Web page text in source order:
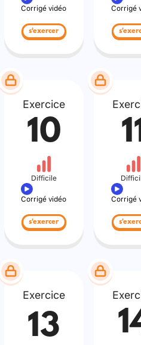
Corrigé vidéo
s'exercer
Corrigé
Exercice
10
Difficile
Corrigé vidéo
s'exercer
Corrigé
Exercice
13